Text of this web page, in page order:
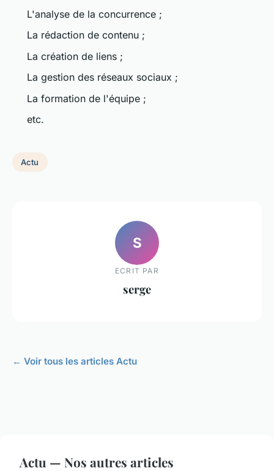
L'analyse de la concurrence ;
La rédaction de contenu ;
La création de liens ;
La gestion des réseaux sociaux ;
La formation de l'équipe ;
etc.
Actu
S
ECRIT PAR
serge
← Voir tous les articles Actu
Actu — Nos autres articles